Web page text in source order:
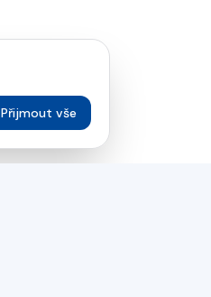
Přijmout vše